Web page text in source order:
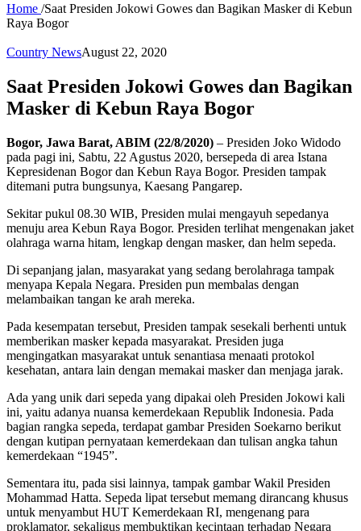
Home /Saat Presiden Jokowi Gowes dan Bagikan Masker di Kebun
Raya Bogor
Country NewsAugust 22, 2020
Saat Presiden Jokowi Gowes dan Bagikan
Masker di Kebun Raya Bogor
Bogor, Jawa Barat, ABIM (22/8/2020) – Presiden Joko Widodo
pada pagi ini, Sabtu, 22 Agustus 2020, bersepeda di area Istana
Kepresidenan Bogor dan Kebun Raya Bogor. Presiden tampak
ditemani putra bungsunya, Kaesang Pangarep.
Sekitar pukul 08.30 WIB, Presiden mulai mengayuh sepedanya
menuju area Kebun Raya Bogor. Presiden terlihat mengenakan jaket
olahraga warna hitam, lengkap dengan masker, dan helm sepeda.
Di sepanjang jalan, masyarakat yang sedang berolahraga tampak
menyapa Kepala Negara. Presiden pun membalas dengan
melambaikan tangan ke arah mereka.
Pada kesempatan tersebut, Presiden tampak sesekali berhenti untuk
memberikan masker kepada masyarakat. Presiden juga
mengingatkan masyarakat untuk senantiasa menaati protokol
kesehatan, antara lain dengan memakai masker dan menjaga jarak.
Ada yang unik dari sepeda yang dipakai oleh Presiden Jokowi kali
ini, yaitu adanya nuansa kemerdekaan Republik Indonesia. Pada
bagian rangka sepeda, terdapat gambar Presiden Soekarno berikut
dengan kutipan pernyataan kemerdekaan dan tulisan angka tahun
kemerdekaan “1945”.
Sementara itu, pada sisi lainnya, tampak gambar Wakil Presiden
Mohammad Hatta. Sepeda lipat tersebut memang dirancang khusus
untuk menyambut HUT Kemerdekaan RI, mengenang para
proklamator, sekaligus membuktikan kecintaan terhadap Negara